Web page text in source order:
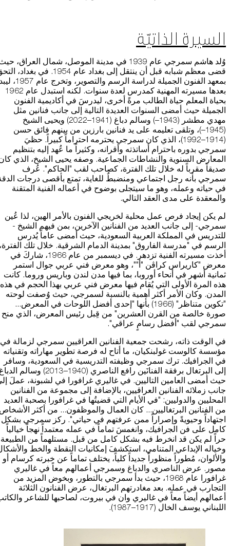
السيرة الذاتيّة
وُلد هاشم سمرجي عام 1939 في مدينة الموصل، شمال العراق،
قضى معظم شبابه قبل أن ينتقل إلى بغداد عام 1954. في بغداد،
بمعهد الفنون الجميلة لدراسة الرسم والتصوير،
بعدها مسيرته المهنية كمدرس لعدة سنوات. لكنه استبدل عام 1962
بحياة المعلم حياة الطالب مرةً أخرى، ليدرسَ في أكاديمية الفنون
الجميلة حيث أمضى السنوات العديدة التالية إلى جانب فنانين مثل
مهدي مطشر (1943–) وسالم دباغ (1941–2022) ويحيى الشيخ
(1945–)، وتلقى تعليمه على يد فنانين بارزين من بينهم فائق حسن
(1914–1992)، الذي كان سمرجي يحترمه احتراماً كبيراً. حظيَ
سمرجي بدوره باحترام أساتذته وأقرانه، وكثيراً ما عُهد إليه بتنظيم
المعارض السنوية والنشاطات الجماعية. وصفه يحيى الشيخ، الذي
صديقاً مقرباً له خلال تلك الفترة، كصاحب لقب "الحاكم". عُرف
سمرجي بأنه رجل اجتماعي ومنضبطٌ للغاية، تمتع بأقصى درجات
في حياته وعمله، وهو ما سيتجلى بوضوح في أعماله الفنية المتقنة
والمعقدة على مدى العقد التالي.
لم يكن إيجاد فرص عمل محلية لخريجي الفنون بالأمر الهين، لذا عُين
سمرجي- إلى جانب العديد من الفنانين الآخرين، بمن فيهم الشيخ -
للتدريس في المملكة العربية السعودية، حيث أمضى عاماً يُدرس
الرسم في "مدرسة الفاروق" بمدينة الدمام الشرقية. خلال تلك
أخذت مسيرته الفنية تزدهر. في ديسمبر من عام 1966، شاركَ في
معرض "كاريراس كراڤن "أ""، وهو معرض فني عربي جوال استمر
ثمانية أشهر في أنحاء أوروبا، بما فيها مدن لندن وباريس وروما. كانت
هذه المرة الأولى التي يُقام فيها معرض فني عربي بهذا الحجم في هذه
المدن. وكان الأمر أكثر أهمية بالنسبة لسمرجي، حيث وُصفت لوحته
"تكوين متناظر" (1966) بأنها "إحدى أفضل اللوحات في المعرض...
صورة خالصة من القرن العشرين" من قِبل رئيس المعرض، الذي منح
سمرجي لقب "أفضل رسامٍ عراقي".
في الوقت ذاته، رشحت جمعية الفنانين العراقيين سمرجي لزمالة في
مؤسسة كالوست غولبنكيان، ما أتاح له فرصة تطوير مهاراته وتقنياته
في الجرافيك. ترك سمرجي وظيفته التدريسية في السعودية، وسافر
إلى البرتغال برفقة الفنانَين رافع الناصري (1940–2013) وسالم
حيث أمضى العامين التاليين. في غاليري غرافورا في لشبونة، عملَ
جانب زملائه الفنانين العراقيين، بالإضافة إلى مجموعة من الفنانين
المحليين والدوليين: "في الأيام التي قضيتُها في غرافورا بصحبة العديد
من الفنانين البرتغاليين... كان العمال والموظفون... من أكثر
اجتهاداً وحيويةً وإصراراً ممن عرفتهم في حياتي". ركز سمرجي بشكل
كامل على فن الجرافيك، وانغمسَ تماماً في عمله معتمداً نهجاً خيالياً
حراً لم يكن قد انخرط فيه بشكل كامل من قبل. مستلهماً من الطبيعة
وخياله الإبداعي المتنامي، استكشفَ إمكانيات النقطة والخط
والألوان، مُطوراً منظوراً جديداً كلياً، يختلف تماماً عن خبرته كرسام أو
مصور. عرض الناصري والدباغ وسمرجي أعمالهم معاً في غاليري
غرافورا عام 1968، حيث بدأ سمرجي بالتطور، وبخوض المزيد من
التجارب في عمله. بعد مغادرتهم البرتغال، عرض الفنانون الثلاثة
أعمالهم أيضاً معاً في غاليري وان في بيروت، لصاحبها للشاعر
اللبناني يوسف الخال (1917–1987).